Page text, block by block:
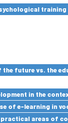
future vs. the
in the
of e-learning in
areas of